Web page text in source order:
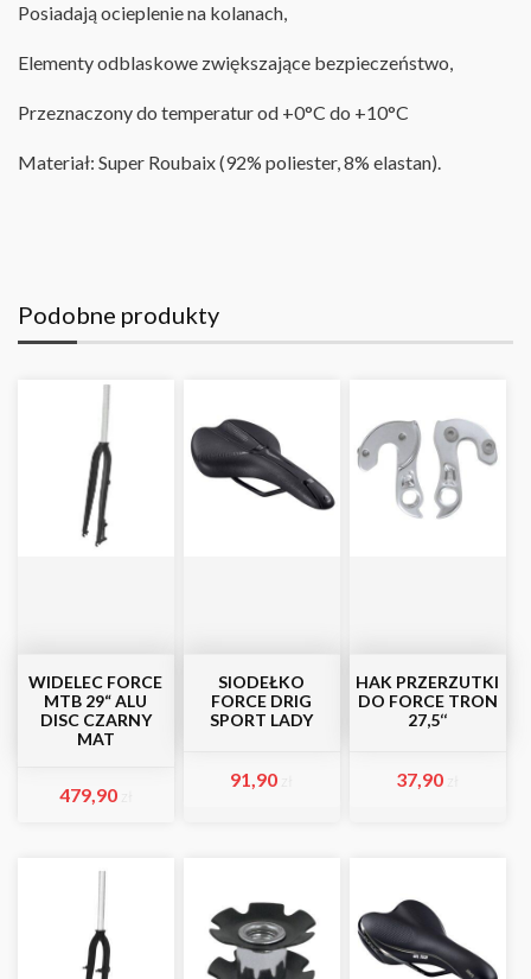
Posiadają ocieplenie na kolanach,
Elementy odblaskowe zwiększające bezpieczeństwo,
Przeznaczony do temperatur od +0°C do +10°C
Materiał: Super Roubaix (92% poliester,8% elastan).
Podobne produkty
WIDELEC FORCE
MTB 29“ ALU
DISC CZARNY
MAT
479,90
SIODEŁKO
FORCE DRIG
SPORT LADY
91,90
HAK PRZERZUTKI
DO FORCE TRON
27,5‘‘
37,90